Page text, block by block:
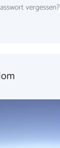
vergessen?